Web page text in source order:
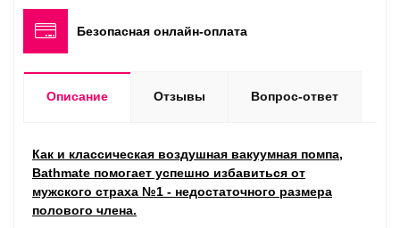
Безопасная онлайн-оплата
Описание Отзывы Вопрос-ответ
Как и класcическая воздушная вакуумная помпа,
Bathmate помогает успешно избавиться от
мужского страха №1 - недостаточного размера
полового члена.